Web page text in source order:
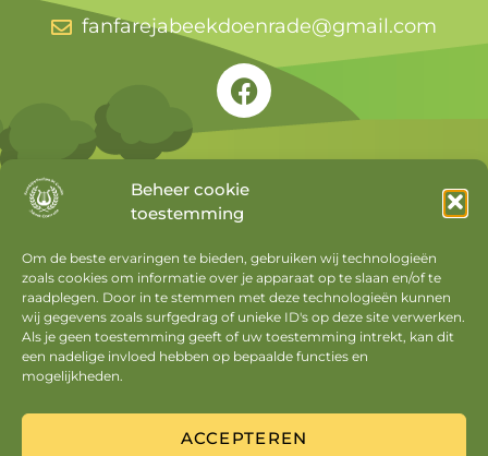
Beheer cookie
toestemming
Om de beste ervaringen te bieden, gebruiken wij technologieën
zoals cookies om informatie over je apparaat op te slaan en/of te
raadplegen. Door in te stemmen met deze technologieën kunnen
wij gegevens zoals surfgedrag of unieke ID's op deze site verwerken.
Als je geen toestemming geeft of uw toestemming intrekt, kan dit
een nadelige invloed hebben op bepaalde functies en
mogelijkheden.
ACCEPTEREN
fanfarejabeekdoenrade@gmail.com
Snel naar
Agenda
Nieuws
Privacyverklaring
Mijn account